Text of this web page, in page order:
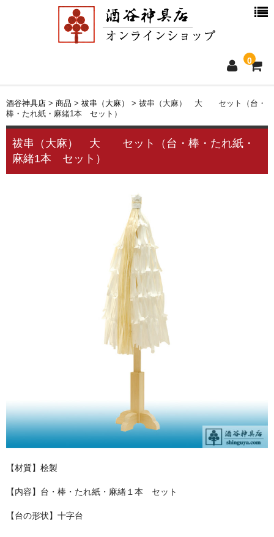
0
ホーム
新着情報
別注品について
会社概要
お問い合わせ
ユーザーログイン
お買物かご
酒谷神具店 > 商品 > 祓串（大麻） > 祓串（大麻） 大 セット（台・
棒・たれ紙・麻緒1本 セット）
祓串（大麻） 大 セット（台・棒・たれ紙・
麻緒1本 セット）
【材質】桧製
【内容】台・棒・たれ紙・麻緒１本 セット
【台の形状】十字台